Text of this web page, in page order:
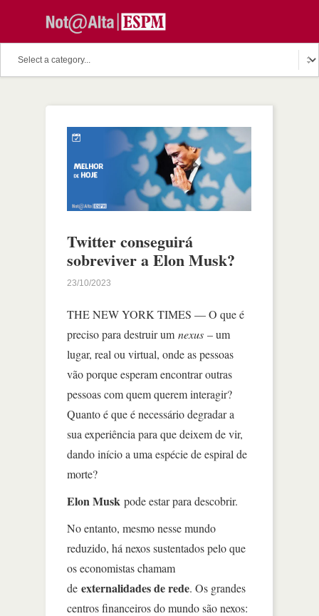
Twitter conseguirá
sobreviver a Elon Musk?
23/10/2023
THE NEW YORK TIMES — O que é
preciso para destruir um nexus – um
lugar, real ou virtual, onde as pessoas
vão porque esperam encontrar outras
pessoas com quem querem interagir?
Quanto é que é necessário degradar a
sua experiência para que deixem de vir,
dando início a uma espécie de espiral de
morte?
Elon Musk pode estar para descobrir.
No entanto, mesmo nesse mundo
reduzido, há nexos sustentados pelo que
os economistas chamam
de externalidades de rede. Os grandes
centros financeiros do mundo são nexos: